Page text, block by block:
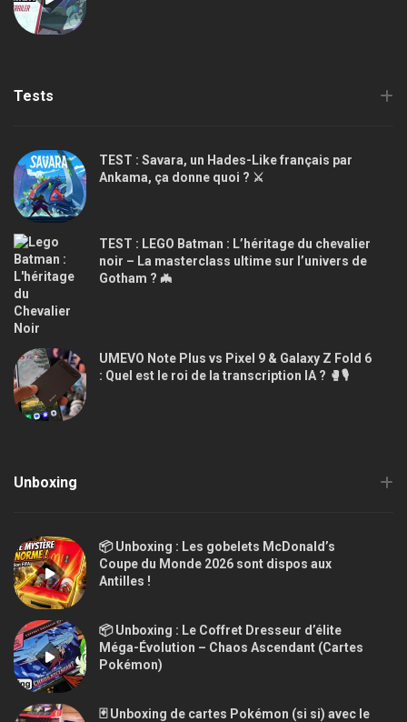
Tests
TEST : Savara, un Hades-Like français par
Ankama, ça donne quoi ? ⚔️
TEST : LEGO Batman : L’héritage du chevalier
noir – La masterclass ultime sur l’univers de
Gotham ? 🦇
UMEVO Note Plus vs Pixel 9 & Galaxy Z Fold 6
: Quel est le roi de la transcription IA ? 🥊🎙️
Unboxing
📦 Unboxing : Les gobelets McDonald’s
Coupe du Monde 2026 sont dispos aux
Antilles !
📦 Unboxing : Le Coffret Dresseur d’élite
Méga-Évolution – Chaos Ascendant (Cartes
Pokémon)
🃏 Unboxing de cartes Pokémon (si si) avec le